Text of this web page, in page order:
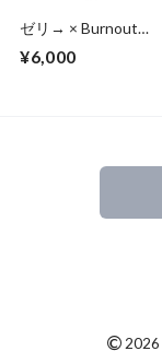
ゼリ→ × Burnout
Now or Never T-
¥6,000
©2026